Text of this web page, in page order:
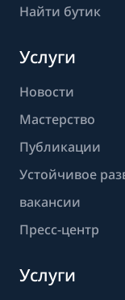
Найти бутик
Услуги
Новости
Мастерство
Публикации
Устойчивое
вакансии
Пресс-центр
Услуги